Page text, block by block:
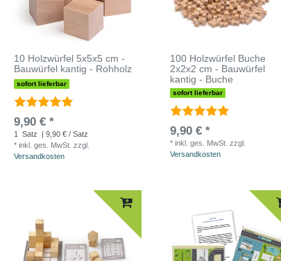
10 Holzwürfel 5x5x5 cm -
Bauwürfel kantig - Rohholz
sofort lieferbar
9,90 € *
1 Satz
| 9,90 € / Satz
*inkl. ges. MwSt. zzgl.
Versandkosten
100 Holzwürfel Buche
2x2x2 cm - Bauwürfel
kantig - Buche
sofort lieferbar
9,90 € *
*inkl. ges. MwSt. zzgl.
Versandkosten